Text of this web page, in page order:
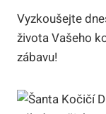
Vyzkoušejte
života Vašeho
zábavu!